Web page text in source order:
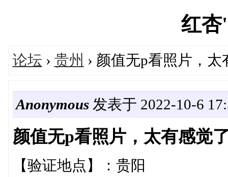
红杏
论坛 › 贵州 › 颜值无p看照片，
Anonymous发表于 2022-10-6
颜值无p看照片，太有感觉
【验证地点】：贵阳